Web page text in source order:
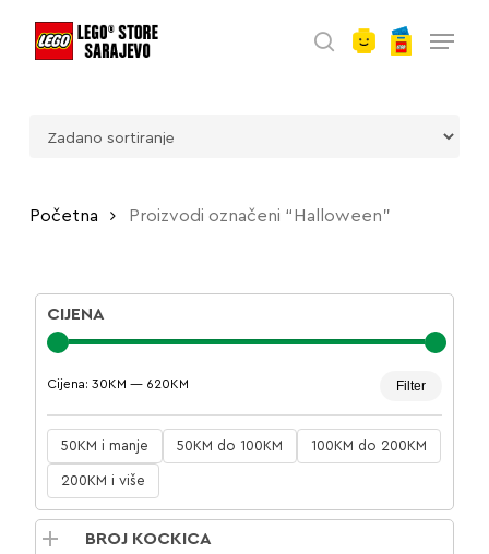
search
Početna Proizvodi označeni “Halloween”
CIJENA
cijena
cijena
Filter
Cijena: 30KM — 620KM
50KM i manje 50KM do 100KM 100KM do 200KM
200KM i više
BROJ KOCKICA